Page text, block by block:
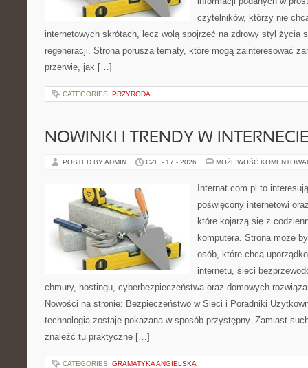
czytelników, którzy nie
internetowych skrótach, lecz wolą spojrzeć na zdrowy styl życia
regeneracji. Strona porusza tematy, które mogą zainteresować
przerwie, jak […]
CATEGORIES: PRZYRODA
NOWINKI I TRENDY W
POSTED BY ADMIN CZE - 17 - 2026 MOŻLIWOŚĆ
Internat.com.pl to
poświęcony internetowi
które kojarzą się z
komputera. Strona może
osób, które chcą
internetu, sieci
chmury, hostingu, cyberbezpieczeństwa oraz domowych
Nowości na stronie: Bezpieczeństwo w Sieci i Poradniki
technologia zostaje pokazana w sposób przystępny. Zamiast
znaleźć tu praktyczne […]
CATEGORIES: GRAMATYKA ANGIELSKA